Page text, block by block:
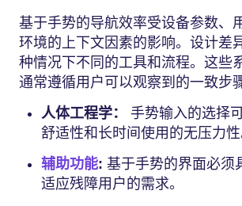
基于手势的导航效率受设备参数、
环境的上下文因素的影响。设计差
种情况下不同的工具和流程。这些
通常遵循用户可以观察到的一致步
人体工程学：
手势输入的选择
舒适性和长时间使用的无压力性
辅助功能: 基于手势的界面必须
适应残障用户的需求。